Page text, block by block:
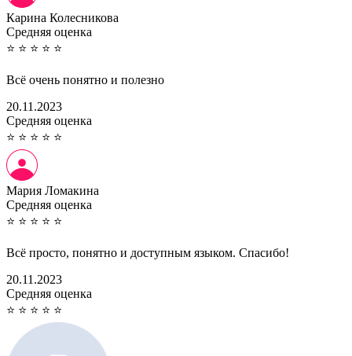
Карина Колесникова
Cредняя оценка
⭐ ⭐ ⭐ ⭐ ⭐
Всё очень понятно и полезно
20.11.2023
Cредняя оценка
⭐ ⭐ ⭐ ⭐ ⭐
Мария Ломакина
Cредняя оценка
⭐ ⭐ ⭐ ⭐ ⭐
Всё просто, понятно и доступным языком. Спасибо!
20.11.2023
Cредняя оценка
⭐ ⭐ ⭐ ⭐ ⭐